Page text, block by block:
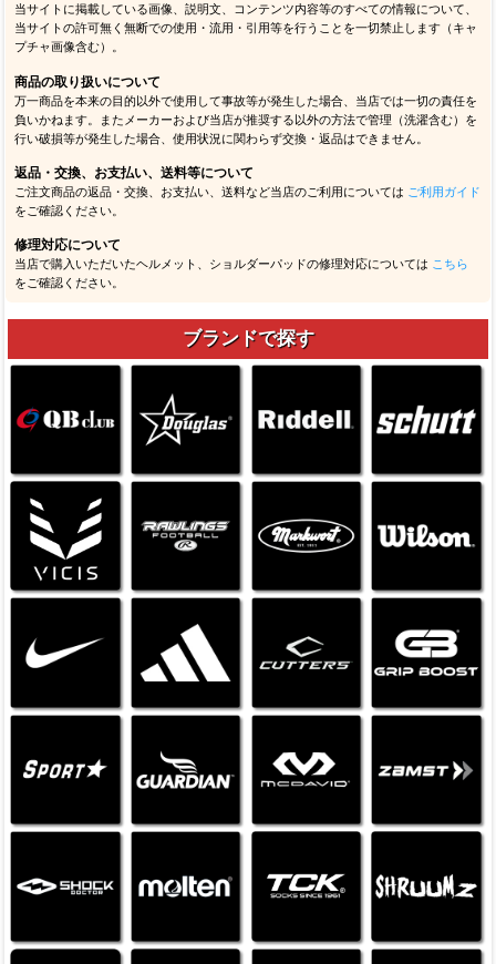
当サイトに掲載している画像、説明文、コンテンツ内容等のすべての情報について、
当サイトの許可無く無断での使用・流用・引用等を行うことを一切禁止します（キャ
プチャ画像含む）。
商品の取り扱いについて
万一商品を本来の目的以外で使用して事故等が発生した場合、当店では一切の責任を
負いかねます。またメーカーおよび当店が推奨する以外の方法で管理（洗濯含む）を
行い破損等が発生した場合、使用状況に関わらず交換・返品はできません。
返品・交換、お支払い、送料等について
ご注文商品の返品・交換、お支払い、送料など当店のご利用については ご利用ガイド
をご確認ください。
修理対応について
当店で購入いただいたヘルメット、ショルダーパッドの修理対応については こちら
をご確認ください。
ブランドで探す